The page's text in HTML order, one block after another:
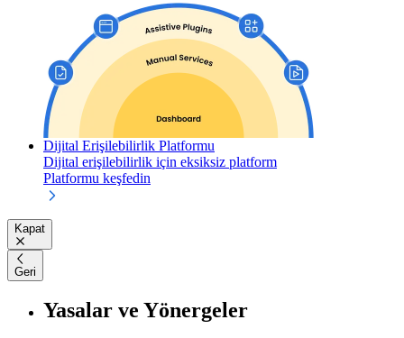
Dijital Erişilebilirlik Platformu
Dijital erişilebilirlik için eksiksiz platform
Platformu keşfedin
Kapat
Geri
Yasalar ve Yönergeler